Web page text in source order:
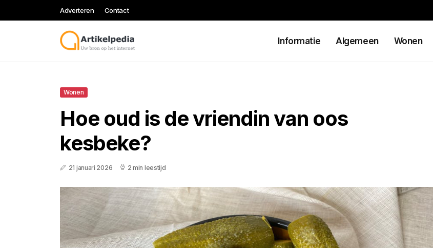
Adverteren Contact
Informatie Algemeen Wonen
Wonen
Hoe oud is de vriendin van oos
kesbeke?
21 januari 2026 2 min leestijd